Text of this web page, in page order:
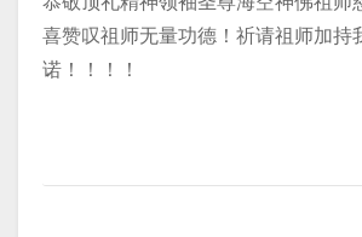
喜赞叹祖师无量功德！祈请祖师加持
诺！！！！